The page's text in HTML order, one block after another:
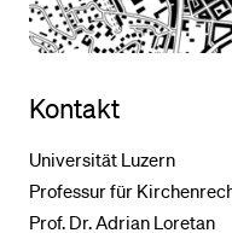
Kontakt
Universität Luzern
Professur für
Prof. Dr. Adrian Loretan